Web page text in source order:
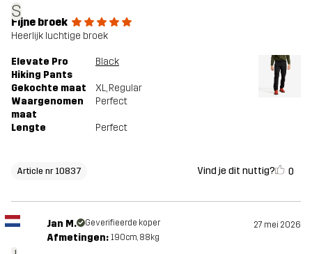
S
Fijne broek
Heerlijk luchtige broek
Elevate Pro
Hiking Pants
Black
Gekochte maat XL, Regular
Waargenomen
maat
Perfect
Lengte Perfect
Article nr 10837 Vind je dit nuttig? 0
Jan M. Geverifieerde koper 27 mei 2026
Afmetingen: 190cm, 88kg